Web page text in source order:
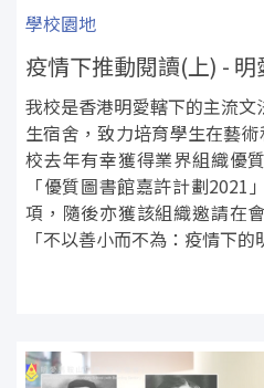
學校園地
疫情下推動閱讀(上) -
我校是香港明愛轄下的主流
生宿舍，致力培育學生在藝
校去年有幸獲得業界組織優
「優質圖書館嘉許計劃
項，隨後亦獲該組織邀請在
「不以善小而不為：疫情下